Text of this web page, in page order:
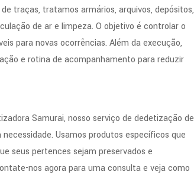
traças, tratamos armários, arquivos, depósitos,
de ar e limpeza. O objetivo é controlar o
para novas ocorrências. Além da execução,
e rotina de acompanhamento para reduzir
Samurai, nosso serviço de dedetização de
Usamos produtos específicos que
seus pertences sejam preservados e
nos agora para uma consulta e veja como